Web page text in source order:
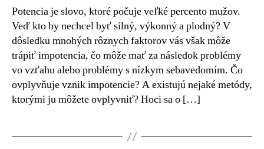
Potencia je slovo, ktoré počuje veľké percento mužov.
Veď kto by nechcel byť silný, výkonný a plodný? V
dôsledku mnohých rôznych faktorov vás však môže
trápiť impotencia, čo môže mať za následok problémy
vo vzťahu alebo problémy s nízkym sebavedomím. Čo
ovplyvňuje vznik impotencie? A existujú nejaké metódy,
ktorými ju môžete ovplyvniť? Hoci sa o […]